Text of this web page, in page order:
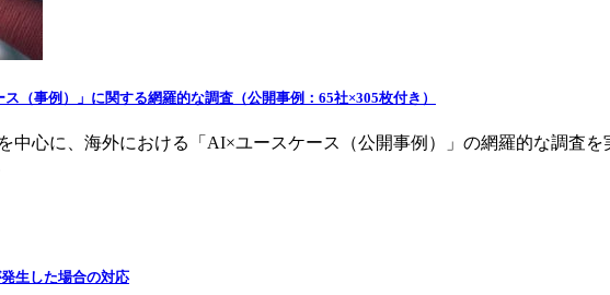
（事例）」に関する網羅的な調査（公開事例：65社×305枚付き）
中心に、海外における「AI×ユースケース（公開事例）」の網羅的な調査
生した場合の対応